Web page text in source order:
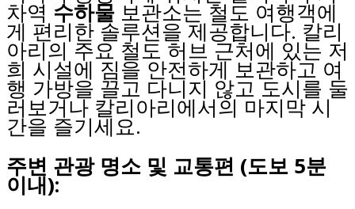
차역 수하물 보관소는 철도 여행객에
게 편리한 솔루션을 제공합니다. 칼리
아리의 주요 철도 허브 근처에 있는 저
희 시설에 짐을 안전하게 보관하고 여
행 가방을 끌고 다니지 않고 도시를 둘
러보거나 칼리아리에서의 마지막 시
간을 즐기세요.
주변 관광 명소 및 교통편 (도보 5분
이내):